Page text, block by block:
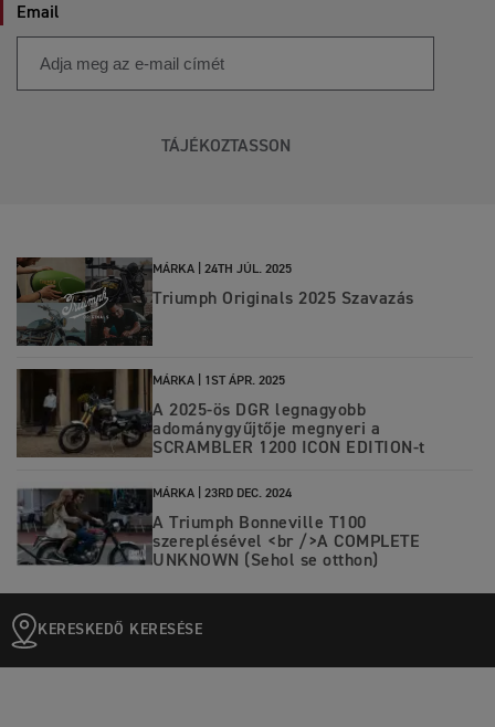
Email
TÁJÉKOZTASSON
MÁRKA | 24TH JÚL. 2025
Triumph Originals 2025 Szavazás
MÁRKA | 1ST ÁPR. 2025
A 2025-ös DGR legnagyobb
adománygyűjtője megnyeri a
SCRAMBLER 1200 ICON EDITION-t
MÁRKA | 23RD DEC. 2024
A Triumph Bonneville T100
szereplésével <br />A COMPLETE
UNKNOWN (Sehol se otthon)
KERESKEDŐ KERESÉSE